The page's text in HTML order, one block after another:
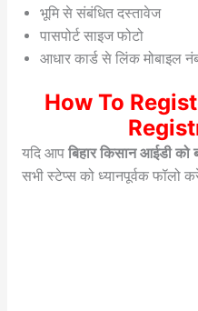
भूमि से संबंधित दस्तावेज
पासपोर्ट साइज फोटो
आधार कार्ड से लिंक मोबाइल
How To
यदि आप बिहार किसान आईडी को
सभी स्टेप्स को ध्यानपूर्वक फॉलो